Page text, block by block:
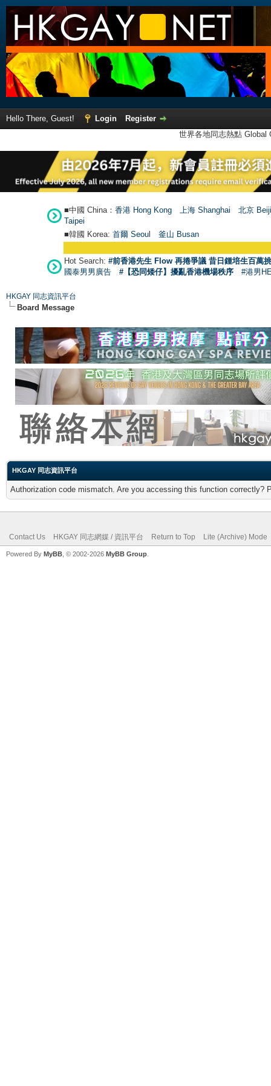
Hello There, Guest! Login
Register
世界各地同志熱點
■中國 China： 香港 Hong Kong 上海 Shanghai
北京
Taipei
■韓國 Korea: 首爾 Seoul 釜山 Busan
Hot Search: #前香港先生 Flow 再捲爭議 昔日鍾培生百萬
國泰男男廣告
#【恐同矮仔】擾亂香港機場秩序 #港男
HKGAY 同志資訊平台
Board Message
HKGAY 同志資訊平台
Authorization code mismatch. Are you accessing this function correctly?
Contact Us HKGAY 同志網媒 / 資訊平台 Return to Top Lite (Archive) Mode
Powered By MyBB , © 2002-2026 MyBB Group